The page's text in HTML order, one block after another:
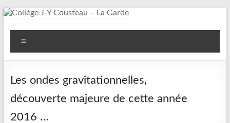
Aller
contenu
Collège
J-
Y
Cousteau
–
Les ondes gravitationnelles,
découverte majeure de cette année
2016 …